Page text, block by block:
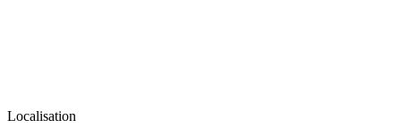
Localisation